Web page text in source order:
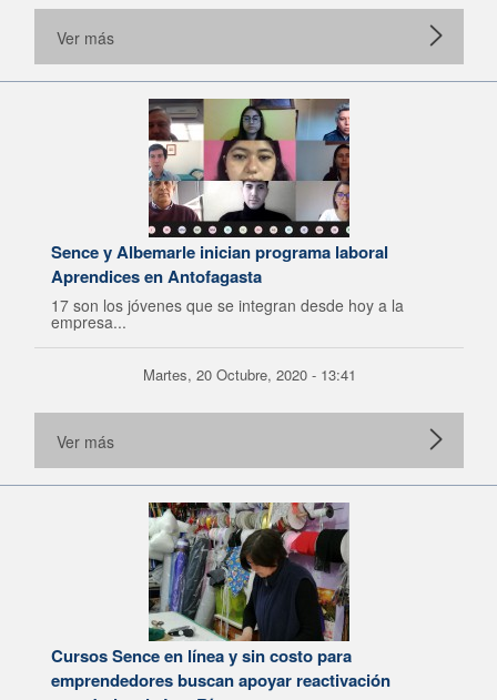
Ver más
Sence y Albemarle inician programa laboral
Aprendices en Antofagasta
17 son los jóvenes que se integran desde hoy a la
empresa...
Martes, 20 Octubre, 2020 - 13:41
Ver más
Cursos Sence en línea y sin costo para
emprendedores buscan apoyar reactivación